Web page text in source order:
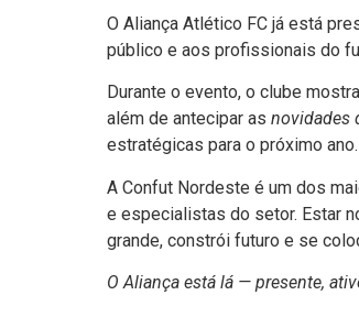
O Aliança Atlético FC já está
público e aos profissionais do
Durante o evento, o clube
além de antecipar as novidades
estratégicas para o próximo ano.
A Confut Nordeste é um dos
e especialistas do setor. Estar
grande, constrói futuro e se
O Aliança está lá — presente,